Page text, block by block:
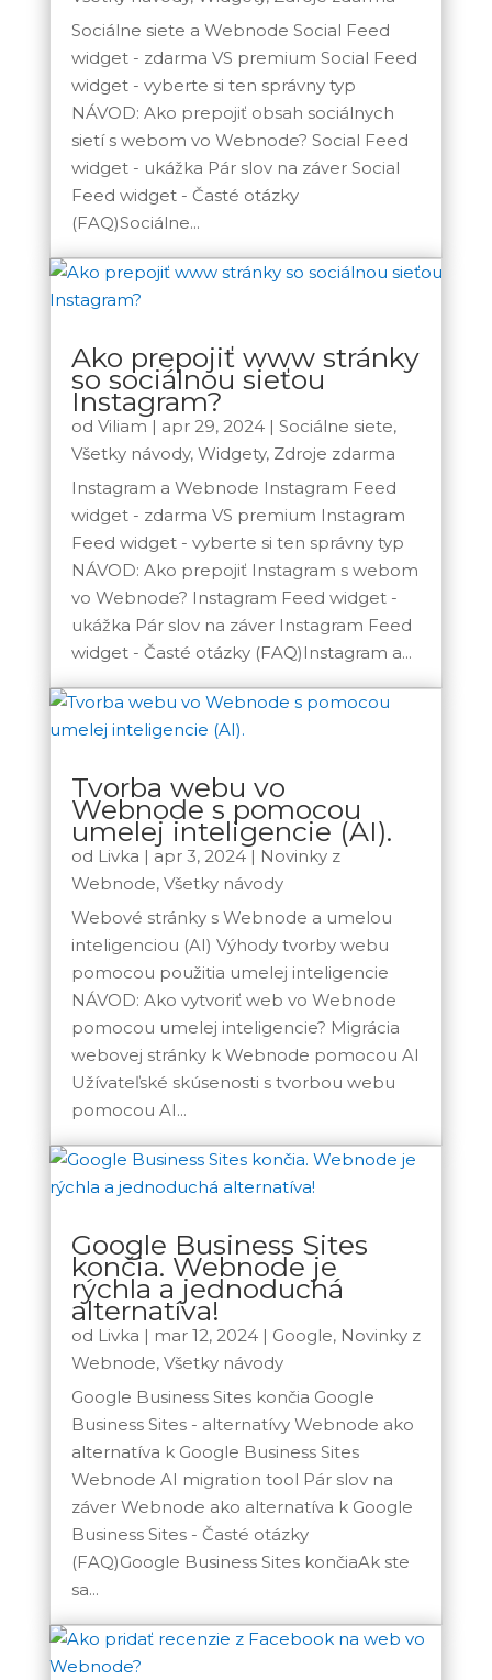
Sociálne siete a Webnode Social Feed
widget - zdarma VS premium Social Feed
widget - vyberte si ten správny typ
NÁVOD: Ako prepojiť obsah sociálnych
sietí s webom vo Webnode? Social Feed
widget - ukážka Pár slov na záver Social
Feed widget - Časté otázky
(FAQ)Sociálne...
Ako prepojiť www stránky
so sociálnou sieťou
Instagram?
od Viliam | apr 29, 2024| Sociálne siete,
Všetky návody, Widgety, Zdroje zdarma
Instagram a Webnode Instagram Feed
widget - zdarma VS premium Instagram
Feed widget - vyberte si ten správny typ
NÁVOD: Ako prepojiť Instagram s webom
vo Webnode? Instagram Feed widget -
ukážka Pár slov na záver Instagram Feed
widget - Časté otázky (FAQ)Instagram a...
Tvorba webu vo
Webnode s pomocou
umelej inteligencie (AI).
od Livka | apr 3, 2024| Novinky z
Webnode, Všetky návody
Webové stránky s Webnode a umelou
inteligenciou (AI) Výhody tvorby webu
pomocou použitia umelej inteligencie
NÁVOD: Ako vytvoriť web vo Webnode
pomocou umelej inteligencie? Migrácia
webovej stránky k Webnode pomocou AI
Užívateľské skúsenosti s tvorbou webu
pomocou AI...
Google Business Sites
končia. Webnode je
rýchla a jednoduchá
alternatíva!
od Livka | mar 12, 2024| Google, Novinky z
Webnode, Všetky návody
Google Business Sites končia Google
Business Sites - alternatívy Webnode ako
alternatíva k Google Business Sites
Webnode AI migration tool Pár slov na
záver Webnode ako alternatíva k Google
Business Sites - Časté otázky
(FAQ)Google Business Sites končiaAk ste
sa...